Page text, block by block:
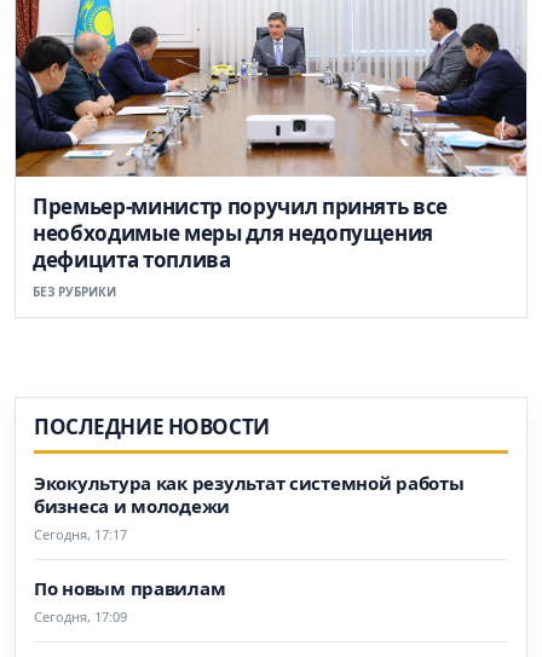
Премьер-министр поручил принять все
необходимые меры для недопущения
дефицита топлива
БЕЗ РУБРИКИ
ПОСЛЕДНИЕ НОВОСТИ
Экокультура как результат системной работы
бизнеса и молодежи
Сегодня, 17:17
По новым правилам
Сегодня, 17:09